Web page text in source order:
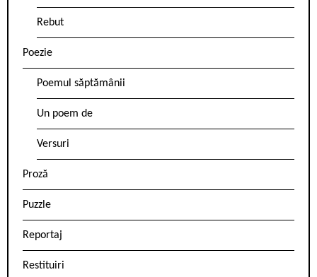
Rebut
Poezie
Poemul săptămânii
Un poem de
Versuri
Proză
Puzzle
Reportaj
Restituiri